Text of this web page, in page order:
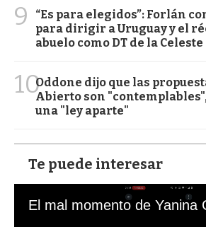
9
“Es para elegidos”: Forlán
para dirigir a Uruguay y el
abuelo como DT de la Celeste
10Oddone dijo que las
Abierto son
una "ley aparte"
Te puede interesar